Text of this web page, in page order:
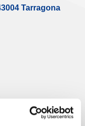
Tarragona